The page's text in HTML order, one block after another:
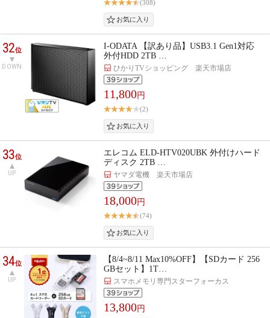
(308)
32位
DOWN
I-ODATA 【訳あり品】USB3.1 Gen1対応
外付HDD 2TB …
ひかりTVショッピング 楽天市場店
11,800円
(2)
33位
UP
エレコム ELD-HTV020UBK 外付けハード
ディスク 2TB …
ヤマダ電機 楽天市場店
18,000円
(74)
34位
UP
【8/4~8/11 Max10%OFF】【SDカード 256
GBセット】1T…
スマホメモリ専門スターフォーカス
13,800円